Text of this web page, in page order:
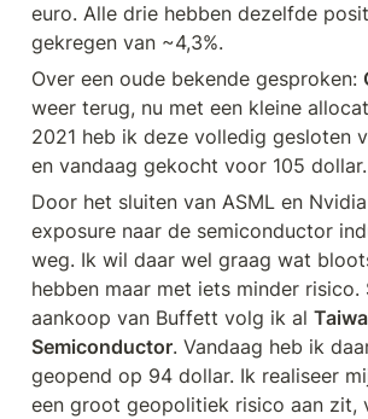
euro. Alle drie hebben dezelfde
gekregen van ~4,3%.
Over een oude bekende gesproken:
weer terug, nu met een kleine
2021 heb ik deze volledig gesloten
en vandaag gekocht voor 105 dollar.
Door het sluiten van ASML en
exposure naar de semiconductor
weg. Ik wil daar wel graag wat
hebben maar met iets minder risico.
aankoop van Buffett volg ik al
Semiconductor. Vandaag heb ik
geopend op 94 dollar. Ik realiseer
een groot geopolitiek risico aan zit,